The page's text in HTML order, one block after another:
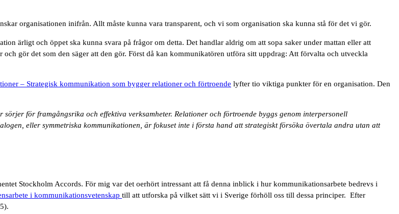
organisationen inifrån. Allt måste kunna vara transparent, och vi som organisation ska kunna stå för det vi gör.
ärligt och öppet ska kunna svara på frågor om detta. Det handlar aldrig om att sopa saker under mattan eller att
gör det som den säger att den gör. Först då kan kommunikatören utföra sitt uppdrag: Att förvalta och utveckla
– Strategisk kommunikation som bygger relationer och förtroende lyfter tio viktiga punkter för en organisation. Den
för framgångsrika och effektiva verksamheter. Relationer och förtroende byggs genom interpersonell
eller symmetriska kommunikationen, är fokuset inte i första hand att strategiskt försöka övertala andra utan att
Stockholm Accords. För mig var det oerhört intressant att få denna inblick i hur kommunikationsarbete bedrevs i
i kommunikationsvetenskap till att utforska på vilket sätt vi i Sverige förhöll oss till dessa principer. Efter